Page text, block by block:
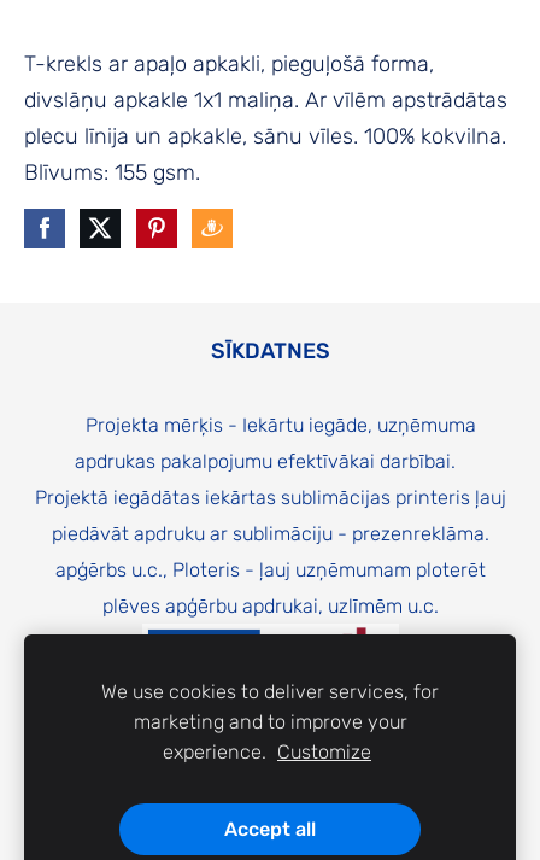
T-krekls ar apaļo apkakli, pieguļošā forma,
divslāņu apkakle 1x1 maliņa. Ar vīlēm apstrādātas
plecu līnija un apkakle, sānu vīles. 100% kokvilna.
Blīvums: 155 gsm.
SĪKDATNES
Projekta mērķis - Iekārtu iegāde, uzņēmuma
apdrukas pakalpojumu efektīvākai darbībai.
Projektā iegādātas iekārtas sublimācijas printeris ļauj
piedāvāt apdruku ar sublimāciju - prezenreklāma.
apģērbs u.c., Ploteris - ļauj uzņēmumam ploterēt
plēves apģērbu apdrukai, uzlīmēm u.c.
We use cookies to deliver services, for
marketing and to improve your
experience. Customize
Accept all